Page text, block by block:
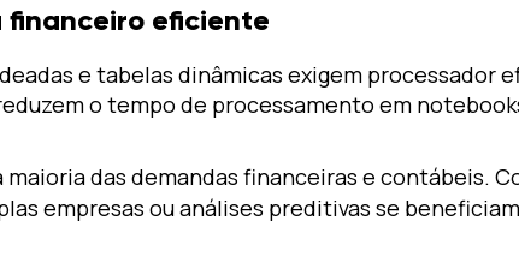
eficiente
e tabelas dinâmicas exigem processador
o tempo de processamento em
das demandas financeiras e contábeis.
empresas ou análises preditivas se